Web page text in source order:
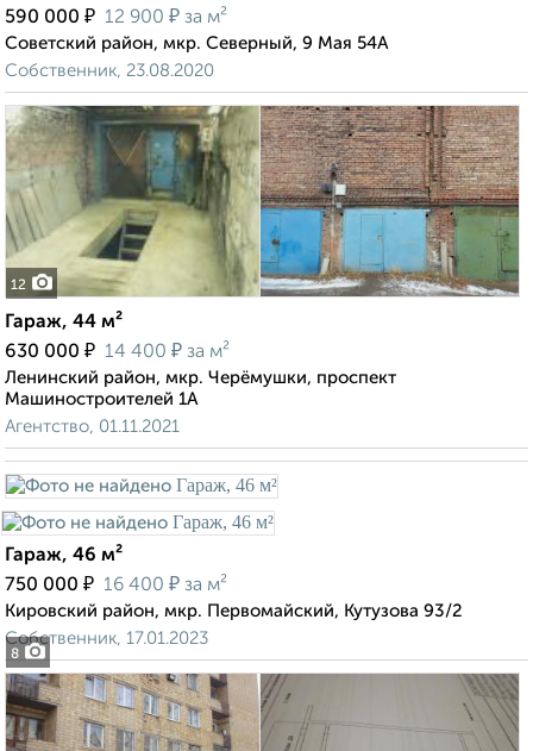
590 000 ₽ 12 900 ₽ за м²
Советский район, мкр. Северный, 9 Мая 54А
Собственник, 23.08.2020
12
Гараж, 44 м²
630 000 ₽ 14 400 ₽ за м²
Ленинский район, мкр. Черёмушки, проспект
Машиностроителей 1А
Агентство, 01.11.2021
8
Гараж, 46 м²
750 000 ₽ 16 400 ₽ за м²
Кировский район, мкр. Первомайский, Кутузова 93/2
Собственник, 17.01.2023